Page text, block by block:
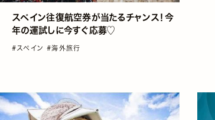
スペイン往復航空券が当たるチャンス！今
年の運試しに今すぐ応募♡
#スペイン#海外旅行